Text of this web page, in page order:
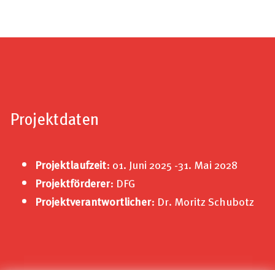
Projektdaten
Projektlaufzeit: 01. Juni 2025 -31. Mai 2028
Projektförderer: DFG
Projektverantwortlicher: Dr. Moritz Schubotz